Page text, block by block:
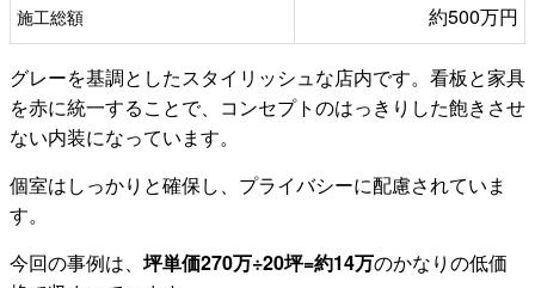
施工総額 約500万円
グレーを基調としたスタイリッシュな店内です。看板と家具
を赤に統一することで、コンセプトのはっきりした飽きさせ
ない内装になっています。
個室はしっかりと確保し、プライバシーに配慮されていま
す。
今回の事例は、 坪単価270万÷20坪=約14万のかなりの低価